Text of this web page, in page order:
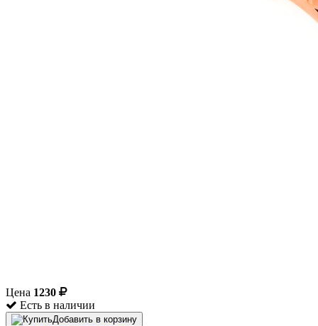
Цена 1230
Есть в наличии
Добавить в корзину